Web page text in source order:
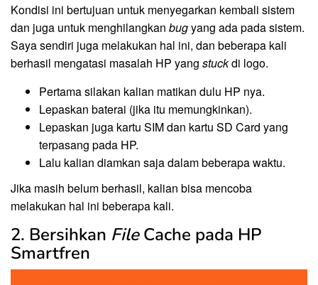
Kondisi ini bertujuan untuk menyegarkan kembali sistem
dan juga untuk menghilangkan bugyang ada pada sistem.
Saya sendiri juga melakukan hal ini, dan beberapa kali
berhasil mengatasi masalah HP yang stuckdi logo.
Pertama silakan kalian matikan dulu HP nya.
Lepaskan baterai (jika itu memungkinkan).
Lepaskan juga kartu SIM dan kartu SD Card yang
terpasang pada HP.
Lalu kalian diamkan saja dalam beberapa waktu.
Jika masih belum berhasil, kalian bisa mencoba
melakukan hal ini beberapa kali.
2. Bersihkan FileCache pada HP
Smartfren